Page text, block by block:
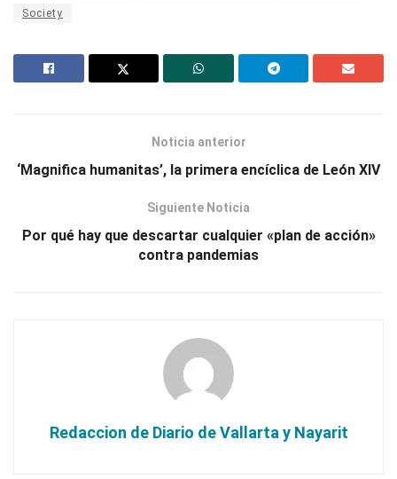
Society
Noticia anterior
‘Magnifica humanitas’, la primera encíclica de León XIV
Siguiente Noticia
Por qué hay que descartar cualquier «plan de acción»
contra pandemias
Redaccion de Diario de Vallarta y Nayarit